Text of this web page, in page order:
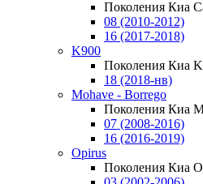
Поколения Киа
08 (2010-2012)
16 (2017-2018)
K900
Поколения Киа
18 (2018-нв)
Mohave - Borrego
Поколения Киа
07 (2008-2016)
16 (2016-2019)
Opirus
Поколения Киа